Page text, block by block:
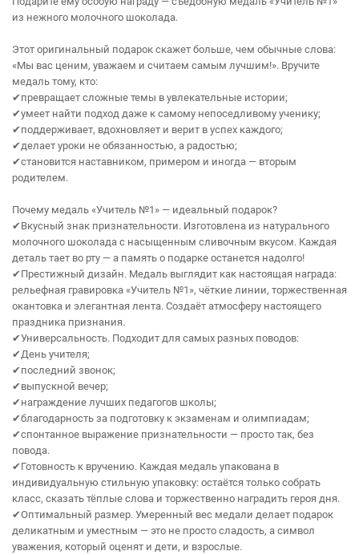
из нежного молочного шоколада.
Этот оригинальный подарок скажет больше, чем обычные слова:
«Мы вас ценим, уважаем и считаем самым лучшим!». Вручите
медаль тому, кто:
✔превращает сложные темы в увлекательные истории;
✔умеет найти подход даже к самому непоседливому ученику;
✔поддерживает, вдохновляет и верит в успех каждого;
✔делает уроки не обязанностью, а радостью;
✔становится наставником, примером и иногда — вторым
родителем.
Почему медаль «Учитель №1» — идеальный подарок?
✔Вкусный знак признательности. Изготовлена из натурального
молочного шоколада с насыщенным сливочным вкусом. Каждая
деталь тает во рту — а память о подарке останется надолго!
✔Престижный дизайн. Медаль выглядит как настоящая награда:
рельефная гравировка «Учитель №1», чёткие линии, торжественная
окантовка и элегантная лента. Создаёт атмосферу настоящего
праздника признания.
✔Универсальность. Подходит для самых разных поводов:
✔День учителя;
✔последний звонок;
✔выпускной вечер;
✔награждение лучших педагогов школы;
✔благодарность за подготовку к экзаменам и олимпиадам;
✔спонтанное выражение признательности — просто так, без
повода.
✔Готовность к вручению. Каждая медаль упакована в
индивидуальную стильную упаковку: остаётся только собрать
класс, сказать тёплые слова и торжественно наградить героя дня.
✔Оптимальный размер. Умеренный вес медали делает подарок
деликатным и уместным — это не просто сладость, а символ
уважения, который оценят и дети, и взрослые.